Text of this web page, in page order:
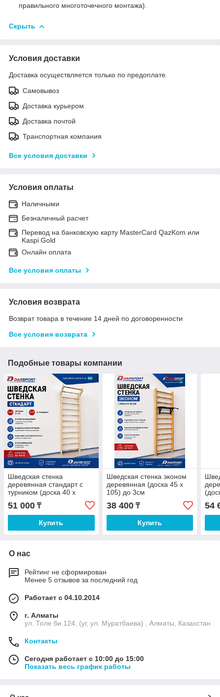
правильного многоточечного монтажа).
Скрыть
Условия доставки
Доставка осуществляется только по предоплате.
Самовывоз
Доставка курьером
Доставка почтой
Транспортная компания
Все условия доставки
Условия оплаты
Наличными
Безналичный расчет
Перевод на банковскую карту MasterCard QazKom или
Kaspi Gold
Онлайн оплата
Все условия оплаты
Условия возврата
Возврат товара в течение 14 дней по договоренности
Все условия возврата
Подобные товары компании
Шведская стенка
деревянная стандарт с
турником (доска 40 х
140мм) до 240см
51 000 ₸
Купить
Шведская стенка эконом
деревянная (доска 45 х
105) до 3см
38 400₸
Купить
54
О нас
Рейтинг не сформирован
Менее 5 отзывов за последний год
Работает с 04.10.2014
г. Алматы
ул. Толе би 124, (уг, ул. Муратбаева) , Алматы, Казахстан
Контакты
Сегодня работает с 10:00 до 15:00
Показать весь график работы